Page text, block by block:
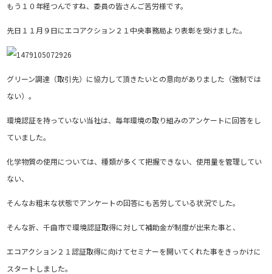
もう１０年経つんですね、委員の皆さんご苦労様です。
先日１１月９日にエコアクション２１中央事務局より表彰を受けました。
グリーン調達（取引先）に協力して頂きたいとの意向がありました（強制では
ない）。
環境認証を持っていない当社は、毎年環境の取り組みのアンケートに回答をし
ていました。
化学物質の使用については、種類が多くて把握できない、使用量を管理してい
ない、
そんなお粗末な状態でアンケートの回答にも苦労している状況でした。
そんな折、千曲市で環境認証取得に対して補助金が制度が出来た事と、
エコアクション２１認証取得に向けてセミナーを開いてくれた事をきっかけに
スタートしました。